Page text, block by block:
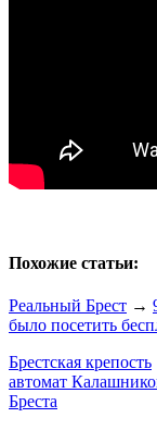
Похожие статьи:
Реальный Брест →
было посетить
Брестская крепость
автомат
Бреста